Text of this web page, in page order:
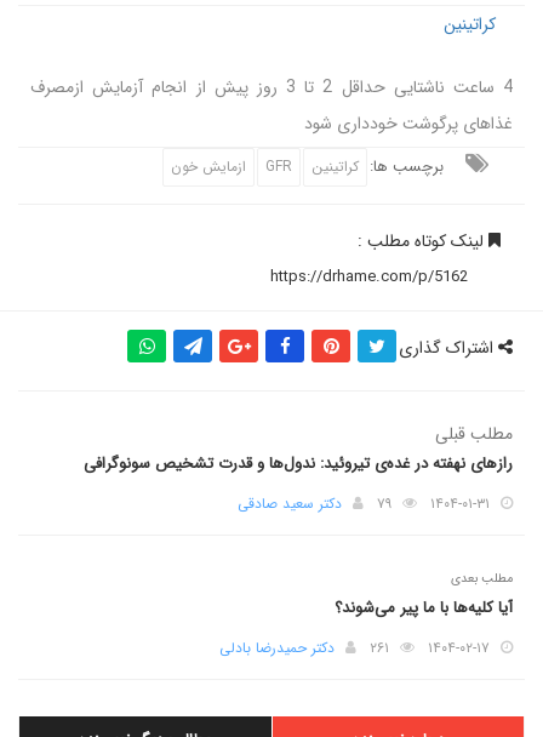
کراتینین
4 ساعت ناشتایی حداقل 2 تا 3 روز پیش از انجام آزمایش ازمصرف
غذاهای پرگوشت خودداری شود
برچسب ها: کراتینین GFR ازمایش خون
لینک کوتاه مطلب :
اشتراک گذاری
مطلب قبلی
رازهای نهفته در غده‌ی تیروئید: ندول‌ها و قدرت تشخیص سونوگرافی
۱۴۰۴-۰۱-۳۱ ۷۹ دکتر سعید صادقی
مطلب بعدی
آیا کلیه‌ها با ما پیر می‌شوند؟
۱۴۰۴-۰۲-۱۷ ۲۶۱ دکتر حمیدرضا بادلی